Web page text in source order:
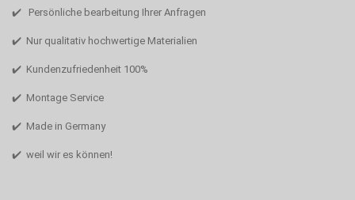
✔️ Persönliche bearbeitung Ihrer Anfragen
✔️ Nur qualitativ hochwertige Materialien
✔️ Kundenzufriedenheit 100%
✔️ Montage Service
✔️ Made in Germany
✔️ weil wir es können!